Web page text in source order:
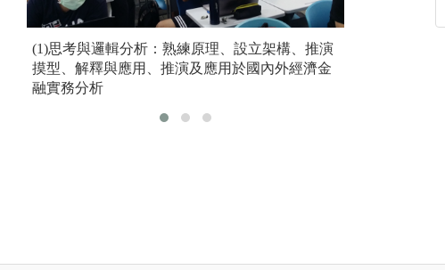
(1)思考與邏輯分析：熟練原理、設立架構、推演
摸型、解釋與應用、推演及應用於國內外經濟金
融實務分析